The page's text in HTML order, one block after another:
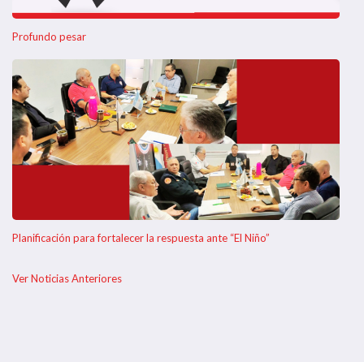
Profundo pesar
Planificación para fortalecer la respuesta ante “El Niño”
Ver Noticias Anteriores